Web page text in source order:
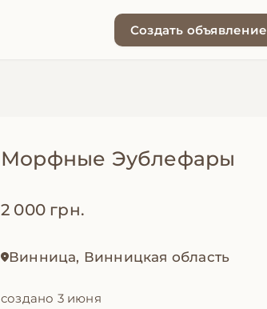
Создать объявление
Морфные Эублефары
2 000 грн.
Винница, Винницкая область
создано 3 июня